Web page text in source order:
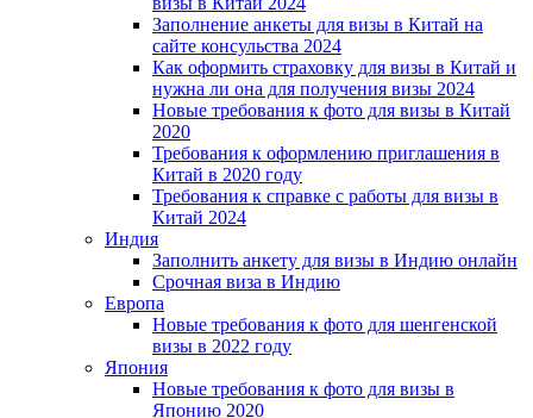
Заполнение анкеты для визы в Китай на
сайте консульства 2024
Как оформить страховку для визы в Китай и
нужна ли она для получения визы 2024
Новые требования к фото для визы в Китай
2020
Требования к оформлению приглашения в
Китай в 2020 году
Требования к справке с работы для визы в
Китай 2024
Индия
Заполнить анкету для визы в Индию онлайн
Срочная виза в Индию
Европа
Новые требования к фото для шенгенской
визы в 2022 году
Япония
Новые требования к фото для визы в
Японию 2020